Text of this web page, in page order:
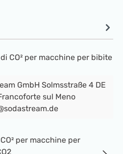
CO² per macchine per bibite
GmbH Solmsstraße 4 DE
sul Meno